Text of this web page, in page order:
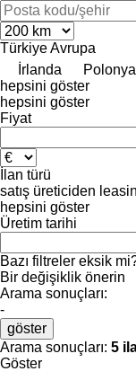
TürkiyeAvrupa
İrlanda
Polonya
hepsini göster
hepsini göster
Fiyat
İlan türü
satış üreticiden
hepsini göster
Üretim tarihi
Bazı filtreler eksik
Bir değişiklik önerin
Arama sonuçları:
-
göster
Arama sonuçları: 5
Göster